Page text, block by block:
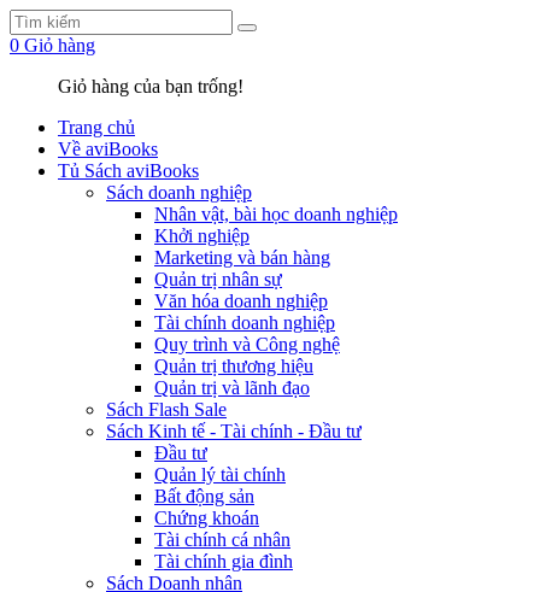
0 Giỏ hàng
Giỏ hàng của bạn trống!
Trang chủ
Về aviBooks
Tủ Sách aviBooks
Sách doanh nghiệp
Nhân vật, bài học doanh nghiệp
Khởi nghiệp
Marketing và bán hàng
Quản trị nhân sự
Văn hóa doanh nghiệp
Tài chính doanh nghiệp
Quy trình và Công nghệ
Quản trị thương hiệu
Quản trị và lãnh đạo
Sách Flash Sale
Sách Kinh tế - Tài chính - Đầu tư
Đầu tư
Quản lý tài chính
Bất động sản
Chứng khoán
Tài chính cá nhân
Tài chính gia đình
Sách Doanh nhân